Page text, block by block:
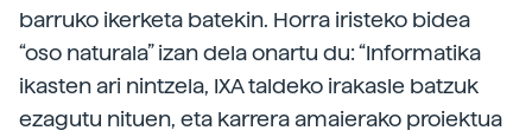
barruko ikerketa batekin. Horra iristeko bidea
“oso naturala” izan dela onartu du: “Informatika
ikasten ari nintzela, IXA taldeko irakasle batzuk
ezagutu nituen, eta karrera amaierako proiektua